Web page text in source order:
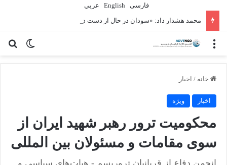
فارسی English
عربي
تغییر منو
خانه / اخبار
اخبار ویژه
محکومیت ترور رهبر شهید ایران از
سوی مقامات و مسئولان بین المللی
انجمن دفاع از قربانیان تروریسم - هیات‌های سیاسی و